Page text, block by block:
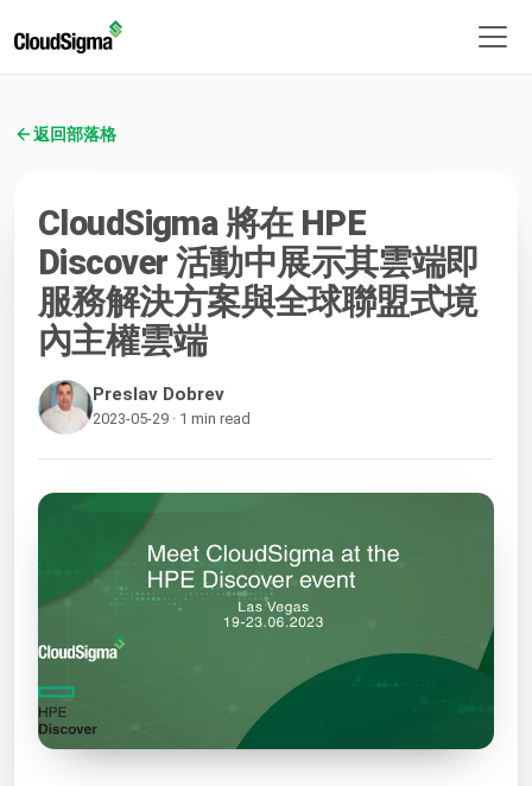
返回部落格
CloudSigma 將在 HPE
Discover 活動中展示其雲端即
服務解決方案與全球聯盟式境
內主權雲端
Preslav Dobrev
2023-05-29 · 1 min read